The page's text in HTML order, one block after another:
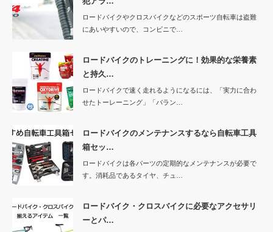
ロードバイクやクロスバイクなどのスポーツ自転車は盗難
にあいやすいので、コンビニで…
ロードバイクのトレーニングに！効果的な栄養素
と持久…
ロードバイクで速く走れるようになるには、「実力に合わ
せたトーレーニング」「バラン…
ロードバイクのメンテナンスするなら自転車工具
箱セッ…
ロードバイクは各パーツの定期的なメンテナンスが必要で
す。消耗品であるタイヤ、チュ…
ロードバイク・クロスバイクに必要なアクセサリ
ーとパ…